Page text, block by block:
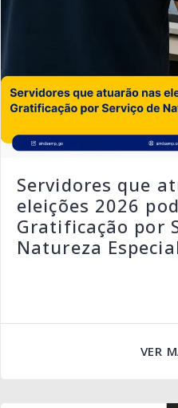
Servidores que
eleições 2026
Gratificação por
Natureza
VER